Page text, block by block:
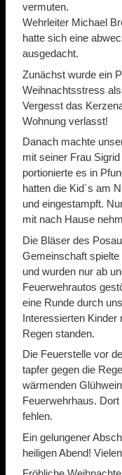
vermuten.
Wehrleiter Michael
hatte sich eine
ausgedacht.
Zunächst wurde ein
Weihnachtsstress
Vergesst das
Wohnung verlasst!
Danach machte
mit seiner Frau
portionierte es in
hatten die Kid`s am
und eingestampft.
mit nach Hause
Die Bläser des
Gemeinschaft
und wurden nur ab
Feuerwehrautos
eine Runde durch
Interessierten Kinder
Regen standen.
Die Feuerstelle vor
tapfer gegen die
wärmenden
Feuerwehrhaus.
fehlen.
Ein gelungener
heiligen Abend!